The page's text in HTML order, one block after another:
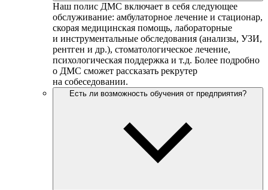
Наш полис ДМС включает в себя следующее
обслуживание: амбулаторное лечение и стационар,
скорая медицинская помощь, лабораторные
и инструментальные обследования (анализы, УЗИ,
рентген и др.), стоматологическое лечение,
психологическая поддержка и т.д. Более подробно
о ДМС сможет рассказать рекрутер
на собеседовании.
Есть ли возможность обучения от предприятия?